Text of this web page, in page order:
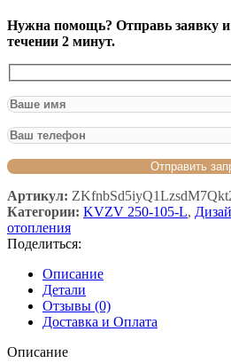
Нужна помощь? Отправь заявку
течении 2 минут.
Артикул:
Категории: KVZV 250-105-L,
отопления
Поделиться:
Описание
Детали
Отзывы (0)
Доставка и Оплата
Описание